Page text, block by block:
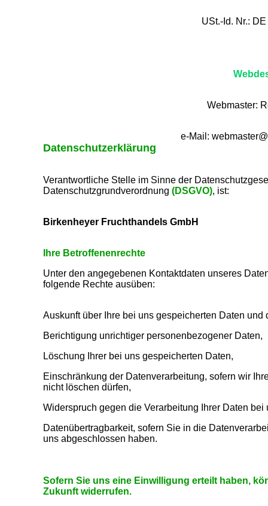
USt.-Id. Nr.:
Webmaster:
e-Mail:
Datenschutzerklärung
Verantwortliche Stelle im Sinne der
Datenschutzgrundverordnung (DSGVO), ist:
Birkenheyer Fruchthandels GmbH
Ihre Betroffenenrechte
Unter den angegebenen Kontaktdaten unseres
folgende Rechte ausüben:
Auskunft über Ihre bei uns gespeicherten Daten und
Berichtigung unrichtiger personenbezogener Daten,
Löschung Ihrer bei uns gespeicherten Daten,
Einschränkung der Datenverarbeitung, sofern wir
nicht löschen dürfen,
Widerspruch gegen die Verarbeitung Ihrer Daten bei
Datenübertragbarkeit, sofern Sie in die
uns abgeschlossen haben.
Sofern Sie uns eine Einwilligung erteilt haben,
Zukunft widerrufen.